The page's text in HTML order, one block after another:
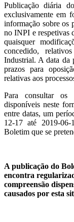
Publicação diária
exclusivamente em
informação sobre os
no INPI e respetivas
quaisquer
concedido,
Industrial. A data da
prazos para
relativas aos
Para consultar os
disponíveis neste
entre datas, um
12-17 até 2019-
Boletim que se
A publicação do
encontra
compreensão
causados por esta